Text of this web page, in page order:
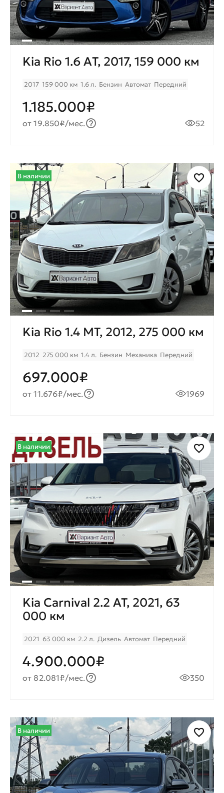
Kia Rio 1.6 AТ, 2017, 159 000 км
2017 159 000 км 1.6 л. Бензин Автомат Передний
1.185.000₽
от 19.850₽/мес. 52
В наличии
Kia Rio 1.4 МТ, 2012, 275 000 км
2012 275 000 км 1.4 л. Бензин Механика Передний
697.000₽
от 11.676₽/мес. 1969
В наличии
Kia Carnival 2.2 AT, 2021, 63
000 км
2021 63 000 км 2.2 л. Дизель Автомат Передний
4.900.000₽
от 82.081₽/мес. 350
В наличии